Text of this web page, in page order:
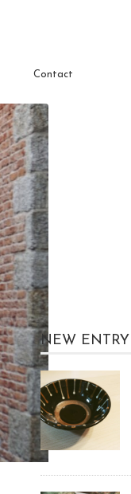
Contact
NEW ENTRY